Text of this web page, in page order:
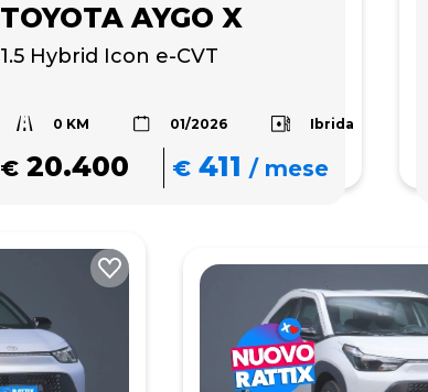
TOYOTA AYGO X
1.5 Hybrid Icon e-CVT
0 KM 01/2026 Ibrida
€ 20.400 € 411 / mese